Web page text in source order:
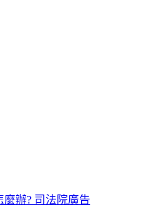
收「網路降速演習預告」